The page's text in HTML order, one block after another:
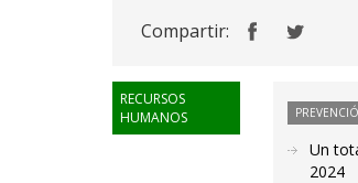
Compartir:
RECURSOS
HUMANOS
Un
2024